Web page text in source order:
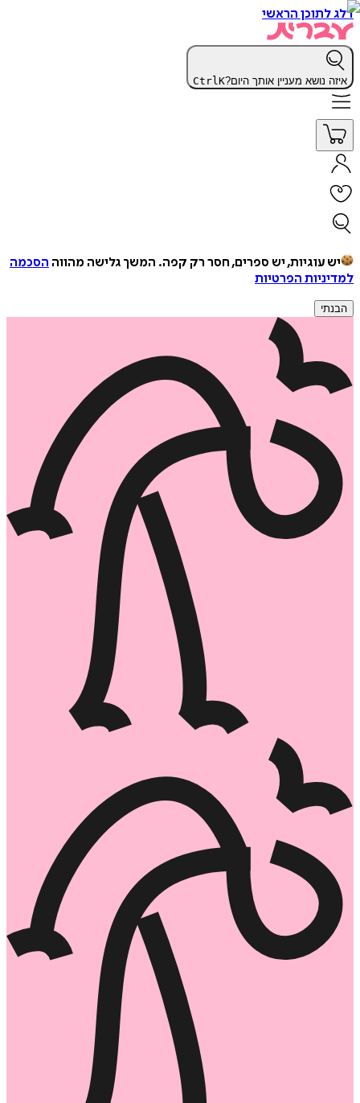
דלג לתוכן הראשי
איזה נושא מעניין אותך היום? CtrlK
יש עוגיות, יש ספרים, חסר רק קפה. המשך גלישה מהווה הסכמה
למדיניות הפרטיות
הבנתי